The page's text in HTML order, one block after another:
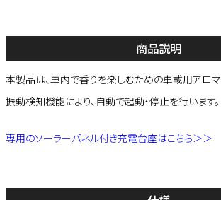
商品説明
本製品は、車内で香りを楽しむための車載用アロマ
振動検知機能により、自動で起動・停止を行います。
専用のソーラーパネル付き充電台座はこちら＞＞